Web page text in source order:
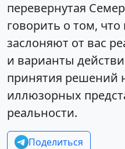
перевернутая
говорить о том,
заслоняют от вас
и варианты
принятия решений
иллюзорных
реальности.
Поделиться